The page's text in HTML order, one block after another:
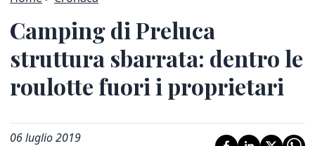
Camping di Preluca
struttura sbarrata: dentro le
roulotte fuori i proprietari
06 luglio 2019